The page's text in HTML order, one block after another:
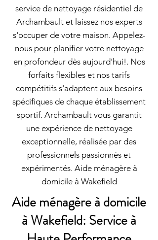
service de nettoyage résidentiel de
Archambault et laissez nos experts
s'occuper de votre maison. Appelez-
nous pour planifier votre nettoyage
en profondeur dès aujourd'hui!. Nos
forfaits flexibles et nos tarifs
compétitifs s'adaptent aux besoins
spécifiques de chaque établissement
sportif. Archambault vous garantit
une expérience de nettoyage
exceptionnelle, réalisée par des
professionnels passionnés et
expérimentés. Aide ménagère à
domicile à Wakefield
Aide ménagère à domicile
à Wakefield: Service à